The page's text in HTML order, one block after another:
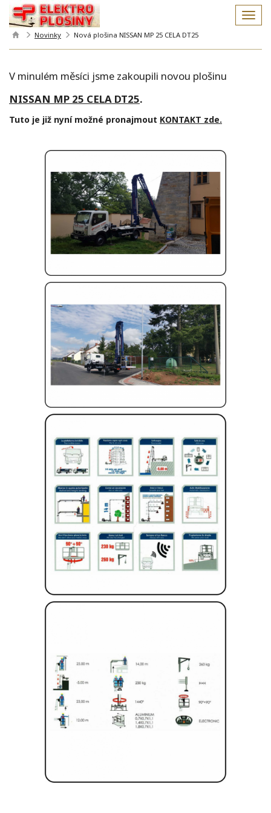
Novinky Nová plošina NISSAN MP 25 CELA DT25
V minulém měsíci jsme zakoupili novou plošinu
NISSAN MP 25 CELA DT25.
Tuto je již nyní možné pronajmout KONTAKT zde.